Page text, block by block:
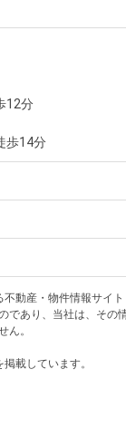
を探す
すめ物件から探す
（お役立ちコラ
動産査定
（お役立ちコラ
（関西）
ース
12分
歩14分
動産・物件情報サイト
であり、当社は、その
ん。
載しています。